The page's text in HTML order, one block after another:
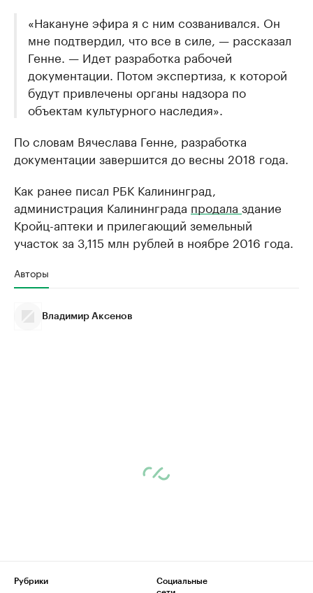
«Накануне эфира я с ним созванивался. Он
мне подтвердил, что все в силе, — рассказал
Генне. — Идет разработка рабочей
документации. Потом экспертиза, к которой
будут привлечены органы надзора по
объектам культурного наследия».
По словам Вячеслава Генне, разработка
документации завершится до весны 2018 года.
Как ранее писал РБК Калининград,
администрация Калининграда продала здание
Кройц-аптеки и прилегающий земельный
участок за 3,115 млн рублей в ноябре 2016 года.
Авторы
Владимир Аксенов
Рубрики
Социальные